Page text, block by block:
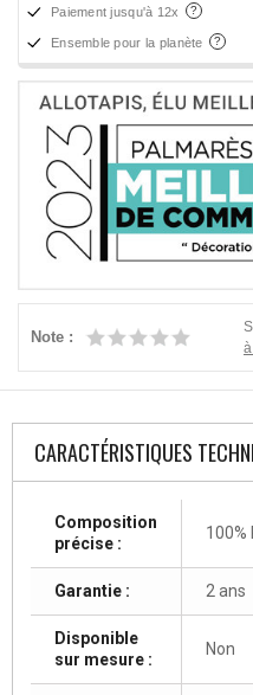
Paiement jusqu'à 12x
Ensemble pour la planète
Note :
CARACTÉRISTIQUES
Composition
précise :
100%
Garantie : 2 ans
Disponible
sur mesure :
Non